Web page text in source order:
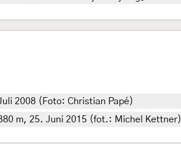
2008 (Foto: Christian Papé)
m, 25. Juni 2015 (fot.: Michel Kettner)